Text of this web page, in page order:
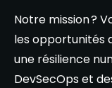
Notre mission ?
les opportunités
une résilience
DevSecOps et